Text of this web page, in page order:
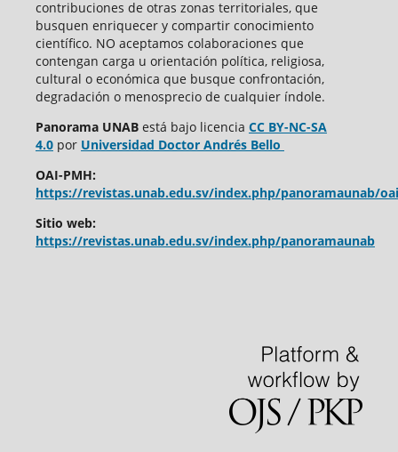
contribuciones de otras zonas territoriales, que
busquen enriquecer y compartir conocimiento
científico. NO aceptamos colaboraciones que
contengan carga u orientación política, religiosa,
cultural o económica que busque confrontación,
degradación o menosprecio de cualquier índole.
Panorama UNAB está bajo licencia CC BY-NC-SA
4.0por Universidad Doctor Andrés Bello
OAI-PMH:
https://revistas.unab.edu.sv/index.php/panoramaunab/oai
Sitio web:
https://revistas.unab.edu.sv/index.php/panoramaunab